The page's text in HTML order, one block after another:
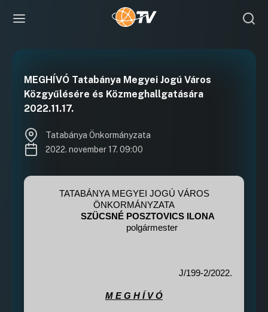
MEGHÍVÓ Tatabánya Megyei Jogú Város
Közgyűlésére és Közmeghallgatására
2022.11.17.
Tatabánya Önkormányzata
2022. november 17. 09:00
TATABÁNYA MEGYEI JOGÚ VÁROS
ÖNKORMÁNYZATA
SZÜCSNÉ POSZTOVICS ILONA
polgármester
J/199-2/2022.
M E G H Í V Ó